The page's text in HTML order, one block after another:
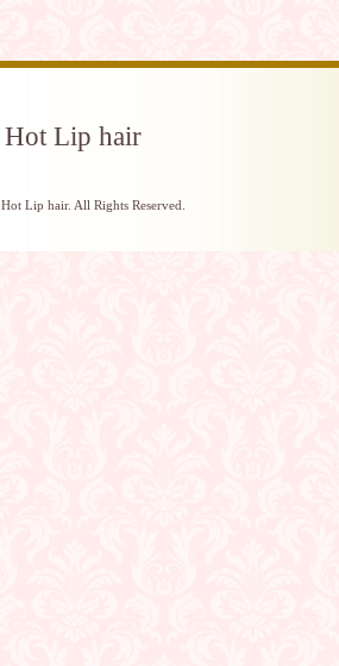
Hot Lip hair
Hot Lip hair. All Rights Reserved.